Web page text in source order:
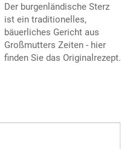
Der burgenländische Sterz
ist ein traditionelles,
bäuerliches Gericht aus
Großmutters Zeiten - hier
finden Sie das Originalrezept.